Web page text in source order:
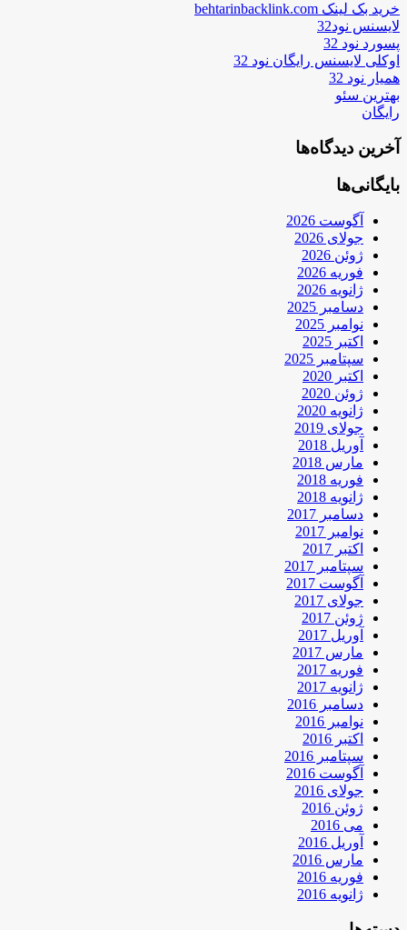
خرید بک لینک behtarinbacklink.com
لایسنس نود32
پسورد نود 32
اوکلی لایسنس رایگان نود 32
همیار نود 32
بهترین سئو
رایگان
آخرین دیدگاه‌ها
بایگانی‌ها
آگوست 2026
جولای 2026
ژوئن 2026
فوریه 2026
ژانویه 2026
دسامبر 2025
نوامبر 2025
اکتبر 2025
سپتامبر 2025
اکتبر 2020
ژوئن 2020
ژانویه 2020
جولای 2019
آوریل 2018
مارس 2018
فوریه 2018
ژانویه 2018
دسامبر 2017
نوامبر 2017
اکتبر 2017
سپتامبر 2017
آگوست 2017
جولای 2017
ژوئن 2017
آوریل 2017
مارس 2017
فوریه 2017
ژانویه 2017
دسامبر 2016
نوامبر 2016
اکتبر 2016
سپتامبر 2016
آگوست 2016
جولای 2016
ژوئن 2016
می 2016
آوریل 2016
مارس 2016
فوریه 2016
ژانویه 2016